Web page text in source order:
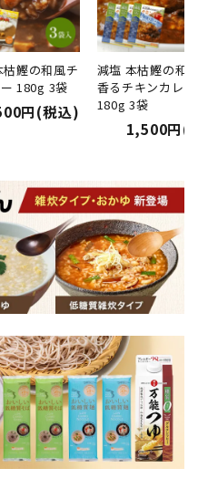
鰹の和風チ
180g 3袋
円(税込)
減塩 本枯鰹の和
香るチキンカレー
180g 3袋
1,500円(